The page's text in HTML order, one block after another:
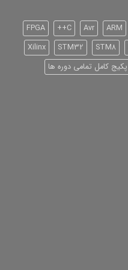
ARM
Avr
C++
FPGA
STM8
STM32
Xilinx
پکیج کامل تمامی دوره ها